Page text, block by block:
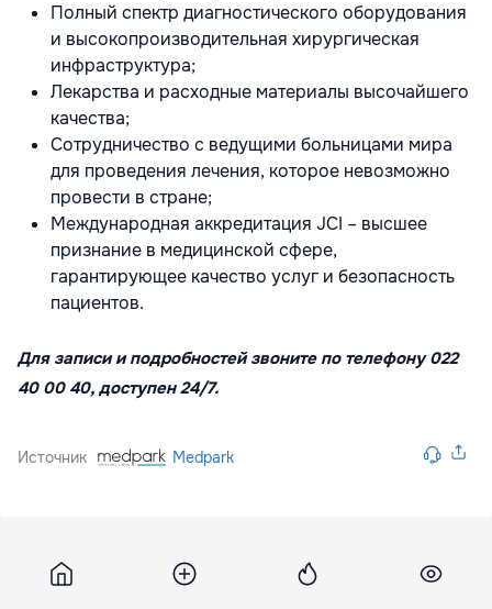
Полный спектр диагностического оборудования
и высокопроизводительная хирургическая
инфраструктура;
Лекарства и расходные материалы высочайшего
качества;
Сотрудничество с ведущими больницами мира
для проведения лечения, которое невозможно
провести в стране;
Международная аккредитация JCI – высшее
признание в медицинской сфере,
гарантирующее качество услуг и безопасность
пациентов.
Для записи и подробностей звоните по телефону 022
40 00 40, доступен 24/7.
Источник Medpark
Eurointegration 17 октября 2023, 09:54